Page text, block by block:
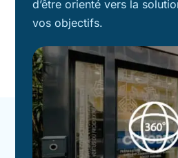
d’être orienté vers la
vos objectifs.